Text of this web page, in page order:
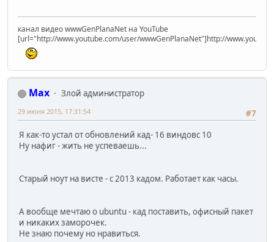
канал видео wwwGenPlanaNet на YouTube
[url="http://www.youtube.com/user/wwwGenPlanaNet"]http://
Max
Злой администратор
#7
29 июня 2015, 17:31:54
Я как-то устал от обновлений кад- 16 виндовс 10
Ну нафиг - жить не успеваешь...
Старый ноут на висте - с 2013 кадом. Работает как часы.
А вообще мечтаю о ubuntu - кад поставить, офисный пакет
и никаких заморочек.
Не знаю почему но нравиться.